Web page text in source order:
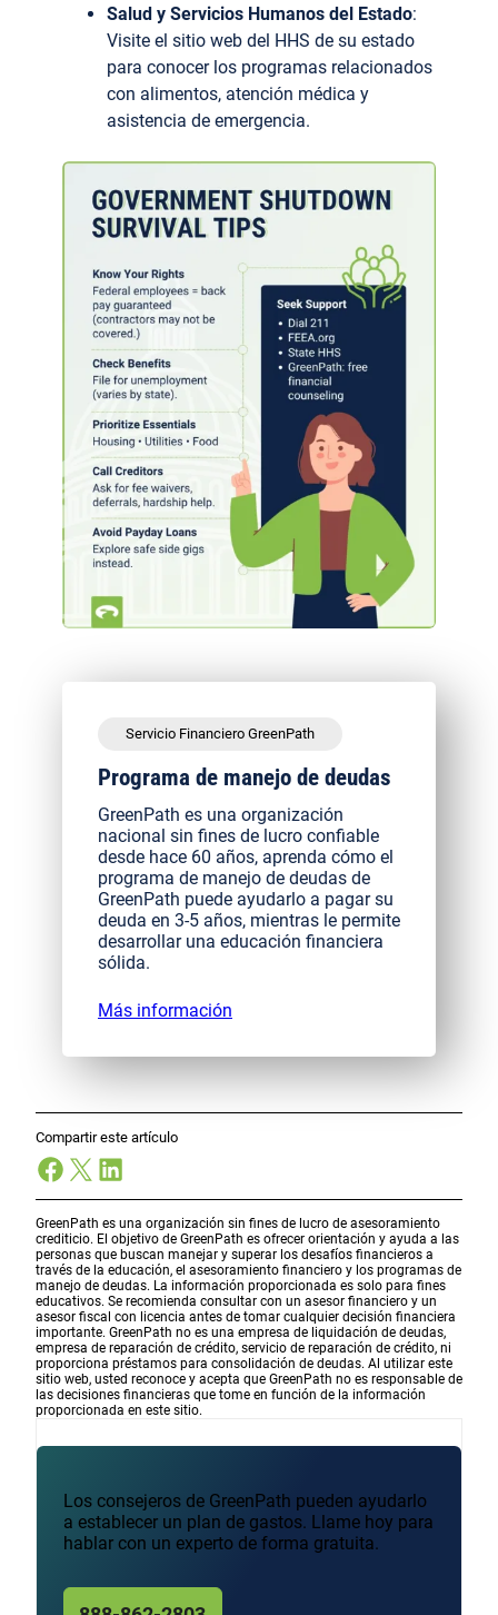
Salud y Servicios Humanos del Estado:
Visite el sitio web del HHS de su estado
para conocer los programas relacionados
con alimentos, atención médica y
asistencia de emergencia.
Servicio Financiero GreenPath
Programa de manejo de deudas
GreenPath es una organización
nacional sin fines de lucro confiable
desde hace 60 años, aprenda cómo el
programa de manejo de deudas de
GreenPath puede ayudarlo a pagar su
deuda en 3-5 años, mientras le permite
desarrollar una educación financiera
sólida.
Más información
Compartir este artículo
Facebook
X LinkedIn
GreenPath es una organización sin fines de lucro de asesoramiento
crediticio. El objetivo de GreenPath es ofrecer orientación y ayuda a las
personas que buscan manejar y superar los desafíos financieros a
través de la educación, el asesoramiento financiero y los programas de
manejo de deudas. La información proporcionada es solo para fines
educativos. Se recomienda consultar con un asesor financiero y un
asesor fiscal con licencia antes de tomar cualquier decisión financiera
importante. GreenPath no es una empresa de liquidación de deudas,
empresa de reparación de crédito, servicio de reparación de crédito, ni
proporciona préstamos para consolidación de deudas. Al utilizar este
sitio web, usted reconoce y acepta que GreenPath no es responsable de
las decisiones financieras que tome en función de la información
proporcionada en este sitio.
Los consejeros de GreenPath pueden ayudarlo
a establecer un plan de gastos. Llame hoy para
hablar con un experto de forma gratuita.